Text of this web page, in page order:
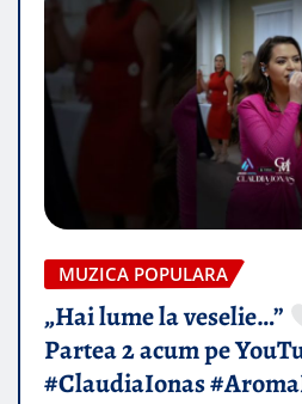
MUZICA POPULARA
„Hai lume la veselie…”
Partea 2 acum pe
#ClaudiaIonas